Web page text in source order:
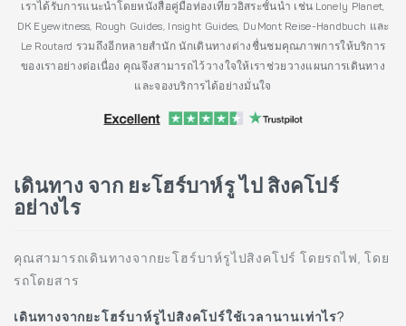
เราได้รับการแนะนำโดยหนังสือคู่มือท่องเที่ยวอิสระชั้นนำ เช่น Lonely Planet,
DK Eyewitness, Rough Guides, Insight Guides, DuMont Reise-Handbuch และ
Le Routard รวมถึงอีกหลายสำนัก นักเดินทางต่างชื่นชมคุณภาพการให้บริการ
ของเราอย่างต่อเนื่อง คุณจึงสามารถไว้วางใจให้เราช่วยวางแผนการเดินทาง
และจองบริการได้อย่างมั่นใจ
เดินทาง จาก ยะโฮร์บาห์รู ไป สิงคโปร์
อย่างไร
คุณสามารถเดินทางจากยะโฮร์บาห์รูไปสิงคโปร์ โดยรถไฟ, โดย
รถโดยสาร
เดินทางจากยะโฮร์บาห์รูไปสิงคโปร์ใช้เวลานานเท่าไร?